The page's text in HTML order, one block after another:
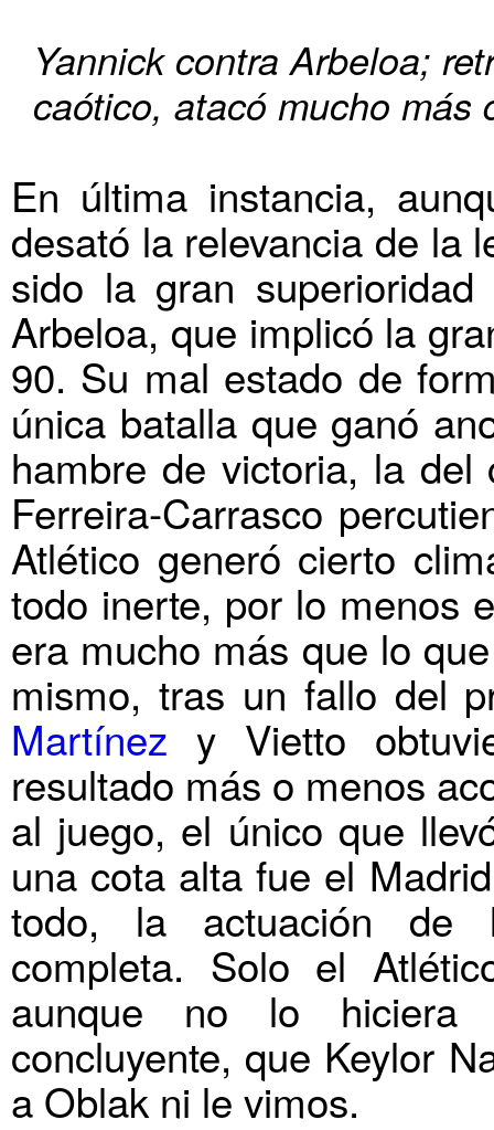
Yannick contra Arbeloa;
caótico, atacó mucho más
En última instancia,
desató la relevancia de la
sido la gran
Arbeloa, que implicó la
90. Su mal estado de
única batalla que ganó
hambre de victoria, la
Ferreira-Carrasco
Atlético generó cierto
todo inerte, por lo menos
era mucho más que lo
mismo, tras un fallo del
Martínez y Vietto
resultado más o menos
al juego, el único que
una cota alta fue el
todo, la actuación de
completa. Solo el
aunque no lo hiciera
concluyente, que Keylor
a Oblak ni le vimos.